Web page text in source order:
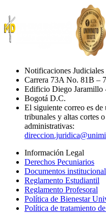
Notificaciones
Carrera 73A No. 81B –
Edificio Diego Jaramillo
Bogotá D.C.
El siguiente correo es
tribunales y altas cortes
administrativas:
Información Legal
Derechos Pecuniarios
Documentos
Reglamento Estudiantil
Reglamento Profesoral
Política de Bienestar
Política de tratamiento